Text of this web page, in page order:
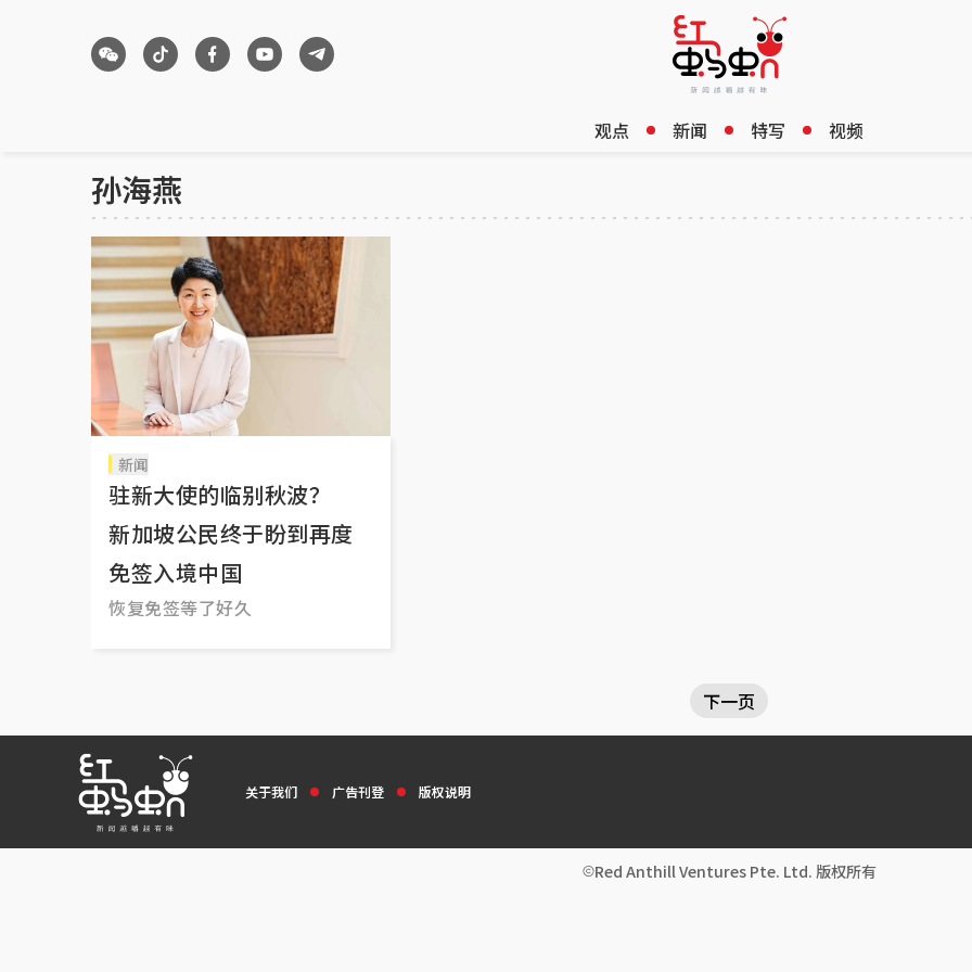
观点 新闻 特写 视频
孙海燕
新闻
驻新大使的临别秋波？
新加坡公民终于盼到再度
免签入境中国
恢复免签等了好久
下一页
关于我们 广告刊登 版权说明
Red Anthill Ventures Pte. Ltd. 版权所有